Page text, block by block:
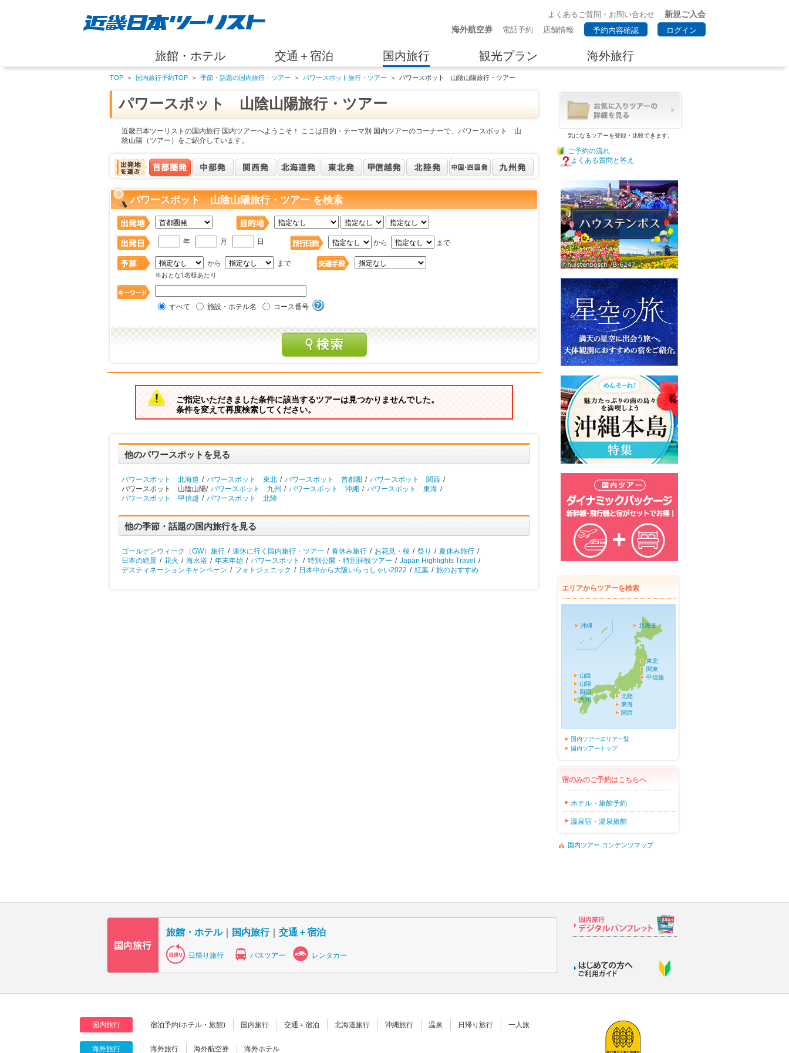
よくあるご質問・お問い合わせ
新規ご入会
海外航空券
電話予約 店舗情報 予約内容確認 ログイン
旅館・ホテル 交通＋宿泊 国内旅行 観光プラン 海外旅行
TOP ＞ 国内旅行予約TOP ＞ 季節・話題の国内旅行・ツアー ＞ パワースポット旅行・ツアー ＞ パワースポット 山陰山陽旅行・ツアー
パワースポット 山陰山陽旅行・ツアー
近畿日本ツーリストの国内旅行 国内ツアーへようこそ！ ここは目的・テーマ別 国内ツアーのコーナーで、パワースポット 山
陰山陽（ツアー）をご紹介しています。
パワースポット 山陰山陽旅行・ツアー を検索
年 月 日 から まで
から まで
※おとな1名様あたり
すべて 施設・ホテル名 コース番号
ご指定いただきました条件に該当するツアーは見つかりませんでした。
条件を変えて再度検索してください。
他のパワースポットを見る
パワースポット 北海道 / パワースポット 東北 / パワースポット 首都圏 / パワースポット 関西 /
パワースポット 山陰山陽/ パワースポット 九州 / パワースポット 沖縄 / パワースポット 東海 /
パワースポット 甲信越 / パワースポット 北陸
他の季節・話題の国内旅行を見る
ゴールデンウィーク（GW）旅行 / 連休に行く国内旅行・ツアー / 春休み旅行 / お花見・桜 / 祭り / 夏休み旅行 /
日本の絶景 / 花火 / 海水浴 / 年末年始 / パワースポット / 特別公開・特別拝観ツアー / Japan Highlights Travel
/
デスティネーションキャンペーン / フォトジェニック / 日本中から大阪いらっしゃい2022 / 紅葉 / 旅のおすすめ
気になるツアーを登録・比較できます。
ご予約の流れ
よくある質問と答え
エリアからツアーを検索
北海道
東北
関東
甲信越
北陸
東海
関西
山陰
山陽
四国
九州
沖縄
国内ツアーエリア一覧
国内ツアートップ
宿のみのご予約はこちらへ
ホテル・旅館予約
温泉宿・温泉旅館
国内ツアー コンテンツマップ
旅館・ホテル｜ 国内旅行｜ 交通＋宿泊
日帰り旅行 バスツアー レンタカー
国内旅行 宿泊予約(ホテル・旅館) 国内旅行 交通＋宿泊 北海道旅行 沖縄旅行 温泉 日帰り旅行 一人旅
海外旅行 海外旅行 海外航空券 海外ホテル